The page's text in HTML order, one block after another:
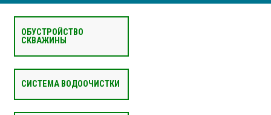
ОБУСТРОЙСТВО
СКВАЖИНЫ
СИСТЕМА ВОДООЧИСТКИ